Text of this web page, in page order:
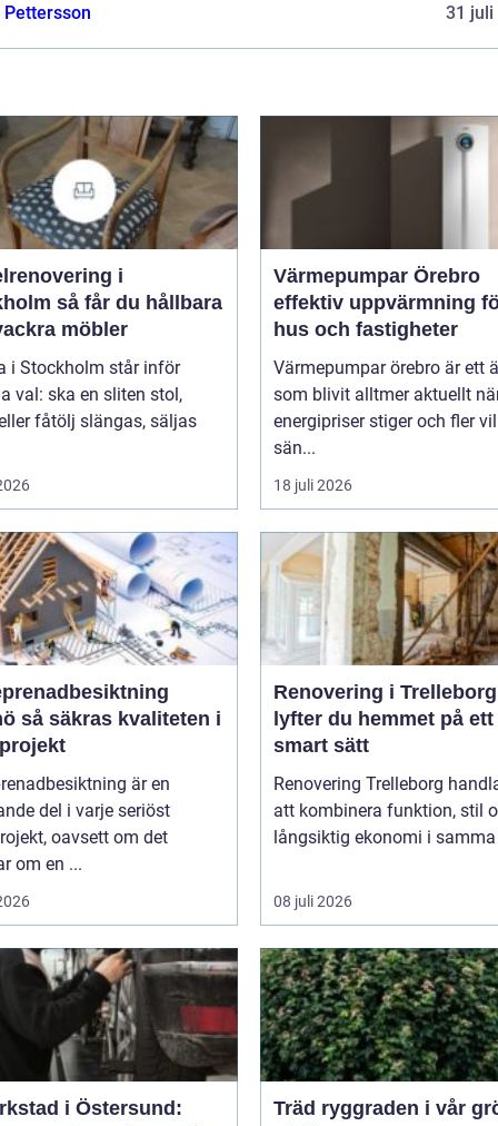
31 juli
i
du hållbara
möbler
i Stockholm står inför
val: ska en sliten stol,
fåtölj slängas, säljas
Värmepumpar Örebro
effektiv uppvärmning
hus och fastigheter
Värmepumpar örebro är ett
som blivit alltmer aktuellt
energipriser stiger och fler
sän...
18 juli 2026
i
är en
del i varje seriöst
oavsett om det
om en ...
Renovering i
lyfter du hemmet på ett
smart sätt
Renovering Trelleborg
att kombinera funktion, stil
långsiktig ekonomi i
08 juli 2026
i Östersund:
Träd ryggraden i vår gröna